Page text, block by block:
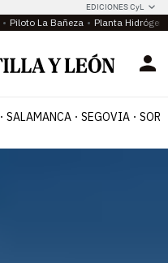
EDICIONES CyL
Piloto La Bañeza Planta
SALAMANCA SEGOVIA